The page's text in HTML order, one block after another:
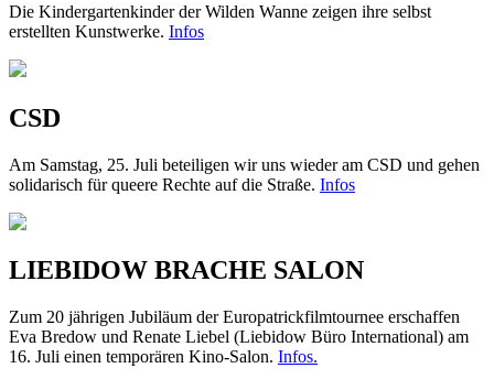
Die Kindergartenkinder der Wilden Wanne zeigen ihre selbst
erstellten Kunstwerke. Infos
CSD
Am Samstag, 25. Juli beteiligen wir uns wieder am CSD und gehen
solidarisch für queere Rechte auf die Straße. Infos
LIEBIDOW BRACHE SALON
Zum 20 jährigen Jubiläum der Europatrickfilmtournee erschaffen
Eva Bredow und Renate Liebel (Liebidow Büro International) am
16. Juli einen temporären Kino-Salon. Infos.